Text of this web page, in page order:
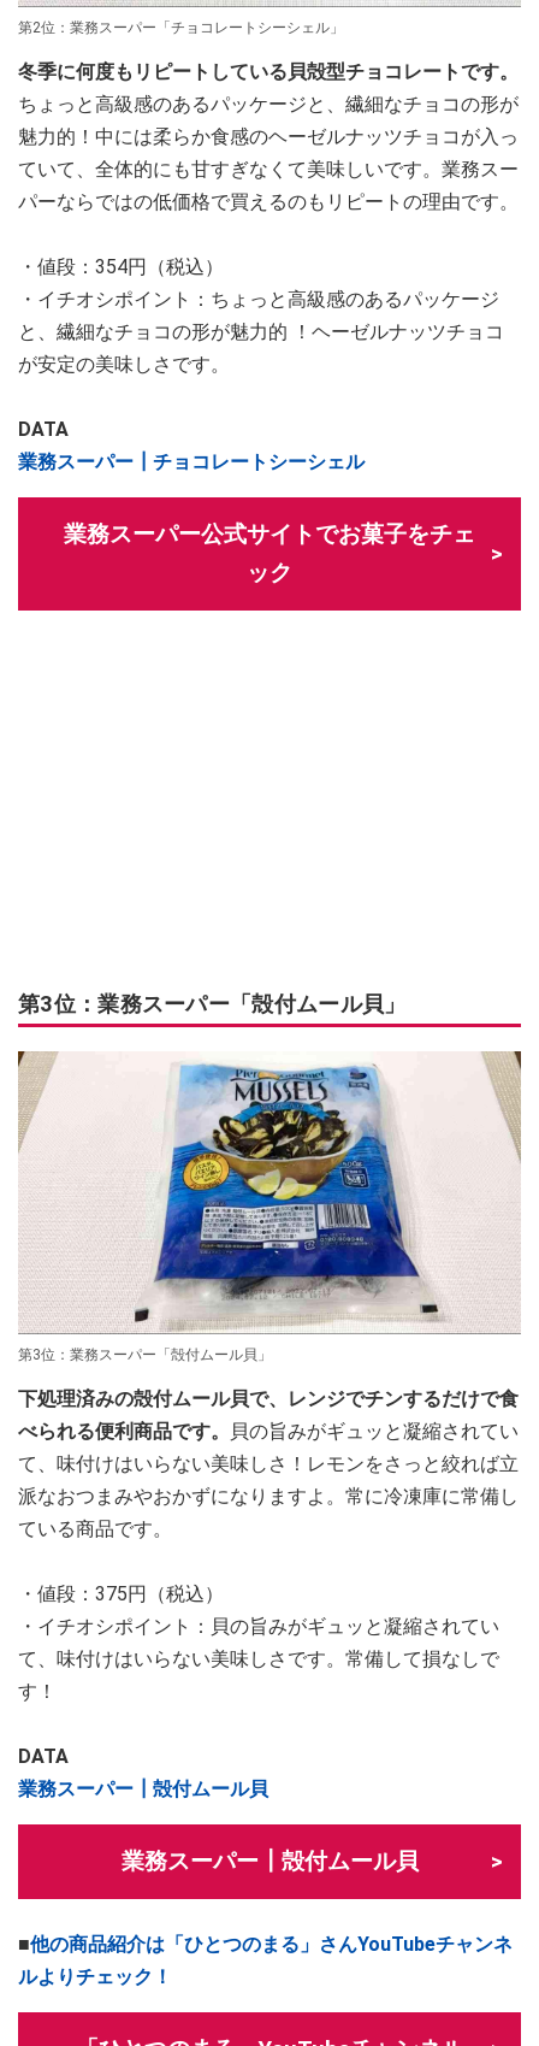
第2位：業務スーパー「チョコレートシーシェル」
冬季に何度もリピートしている貝殻型チョコレートです。
ちょっと高級感のあるパッケージと、繊細なチョコの形が
魅力的！中には柔らか食感のヘーゼルナッツチョコが入っ
ていて、全体的にも甘すぎなくて美味しいです。業務スー
パーならではの低価格で買えるのもリピートの理由です。
・値段：354円（税込）
・イチオシポイント：ちょっと高級感のあるパッケージ
と、繊細なチョコの形が魅力的 ！ヘーゼルナッツチョコ
が安定の美味しさです。
DATA
業務スーパー┃チョコレートシーシェル
業務スーパー公式サイトでお菓子をチェ
ック
第3位：業務スーパー「殻付ムール貝」
第3位：業務スーパー「殻付ムール貝」
下処理済みの殻付ムール貝で、レンジでチンするだけで食
べられる便利商品です。
貝の旨みがギュッと凝縮されてい
て、味付けはいらない美味しさ！レモンをさっと絞れば立
派なおつまみやおかずになりますよ。常に冷凍庫に常備し
ている商品です。
・値段：375円（税込）
・イチオシポイント：貝の旨みがギュッと凝縮されてい
て、味付けはいらない美味しさです。常備して損なしで
す！
DATA
業務スーパー┃殻付ムール貝
業務スーパー┃殻付ムール貝
■他の商品紹介は「ひとつのまる」さんYouTubeチャンネ
ルよりチェック！